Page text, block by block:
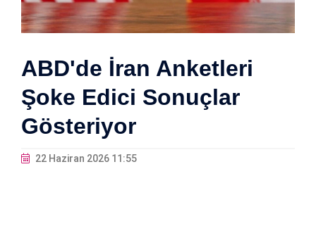
ABD'de İran Anketleri
Şoke Edici Sonuçlar
Gösteriyor
22 Haziran 2026 11:55